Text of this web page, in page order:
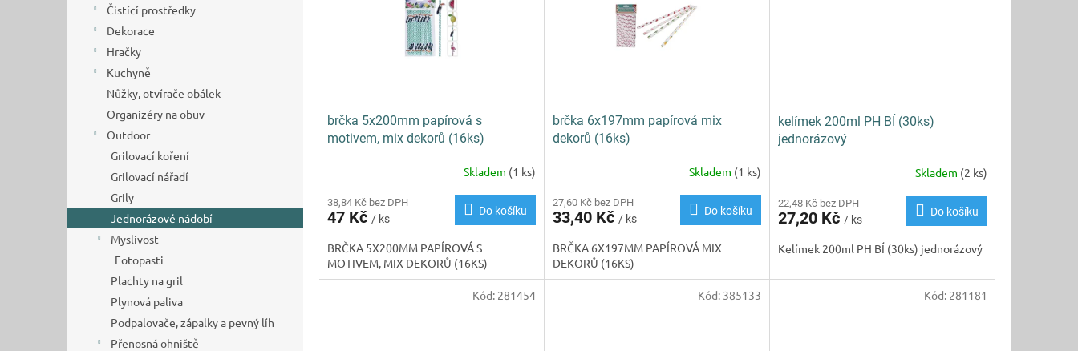
Čistící prostředky
Dekorace
Hračky
Kuchyně
Nůžky, otvírače obálek
Organizéry na obuv
Outdoor
Grilovací koření
Grilovací nářadí
Grily
Jednorázové nádobí
Myslivost
Fotopasti
Plachty na gril
Plynová paliva
Podpalovače, zápalky a pevný líh
Přenosná ohniště
brčka 5x200mm papírová s
motivem, mix dekorů (16ks)
Skladem (1 ks)
38,84 Kč bez DPH
47 Kč / ks
Do košíku
BRČKA 5X200MM PAPÍROVÁ S
MOTIVEM, MIX DEKORŮ (16KS)
brčka 6x197mm papírová mix
dekorů (16ks)
Skladem (1 ks)
27,60 Kč bez DPH
33,40 Kč / ks
Do košíku
BRČKA 6X197MM PAPÍROVÁ MIX
DEKORŮ (16KS)
kelímek 200ml PH BÍ (30ks)
jednorázový
Skladem (2 ks)
22,48 Kč bez DPH
27,20 Kč / ks
Do košíku
Kelímek 200ml PH BÍ (30ks) jednorázový
Kód: 281454 Kód: 385133 Kód: 281181